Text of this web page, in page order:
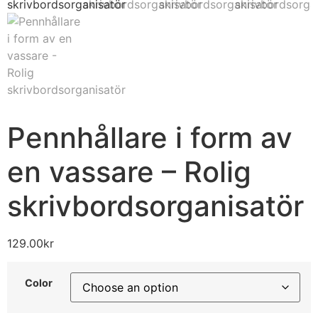
Pennhållare i form av
en vassare – Rolig
skrivbordsorganisatör
129.00kr
Color